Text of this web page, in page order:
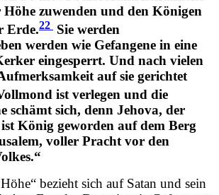
zuwenden und den Königen
Erde.22 Sie werden
werden wie Gefangene in eine
eingesperrt. Und nach vielen
auf sie gerichtet
ist verlegen und die
schämt sich, denn Jehova, der
König geworden auf dem Berg
voller Pracht vor den
bezieht sich auf Satan und sein